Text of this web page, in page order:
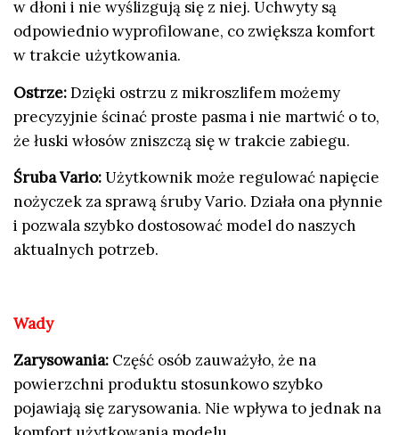
w dłoni i nie wyślizgują się z niej. Uchwyty są
odpowiednio wyprofilowane, co zwiększa komfort
w trakcie użytkowania.
Ostrze:Dzięki ostrzu z mikroszlifem możemy
precyzyjnie ścinać proste pasma i nie martwić o to,
że łuski włosów zniszczą się w trakcie zabiegu.
Śruba Vario:Użytkownik może regulować napięcie
nożyczek za sprawą śruby Vario. Działa ona płynnie
i pozwala szybko dostosować model do naszych
aktualnych potrzeb.
Wady
Zarysowania: Część osób zauważyło, że na
powierzchni produktu stosunkowo szybko
pojawiają się zarysowania. Nie wpływa to jednak na